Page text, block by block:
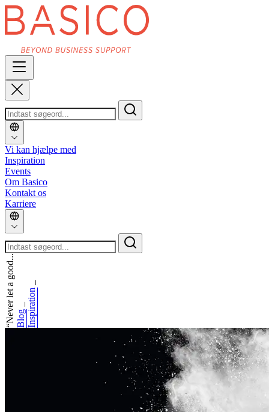
Vi kan hjælpe med
Inspiration
Events
Om Basico
Kontakt os
Karriere
Inspiration
_
Blog
_
“Never let a good...